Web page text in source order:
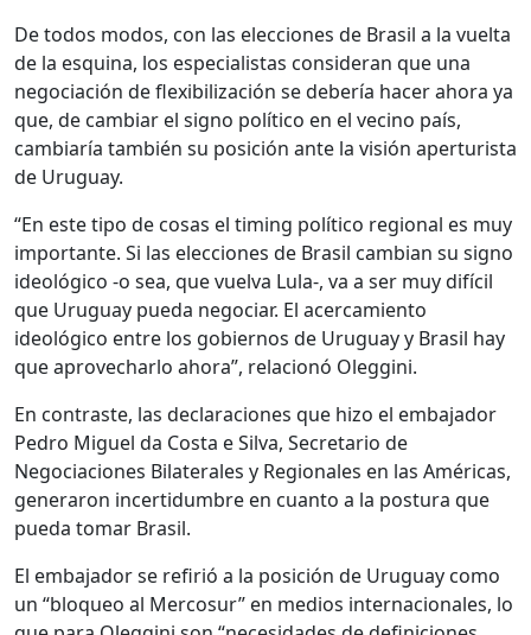
De todos modos, con las elecciones de Brasil a la vuelta
de la esquina, los especialistas consideran que una
negociación de flexibilización se debería hacer ahora ya
que, de cambiar el signo político en el vecino país,
cambiaría también su posición ante la visión aperturista
de Uruguay.
“En este tipo de cosas el timing político regional es muy
importante. Si las elecciones de Brasil cambian su signo
ideológico -o sea, que vuelva Lula-, va a ser muy difícil
que Uruguay pueda negociar. El acercamiento
ideológico entre los gobiernos de Uruguay y Brasil hay
que aprovecharlo ahora”, relacionó Oleggini.
En contraste, las declaraciones que hizo el embajador
Pedro Miguel da Costa e Silva, Secretario de
Negociaciones Bilaterales y Regionales en las Américas,
generaron incertidumbre en cuanto a la postura que
pueda tomar Brasil.
El embajador se refirió a la posición de Uruguay como
un “bloqueo al Mercosur” en medios internacionales, lo